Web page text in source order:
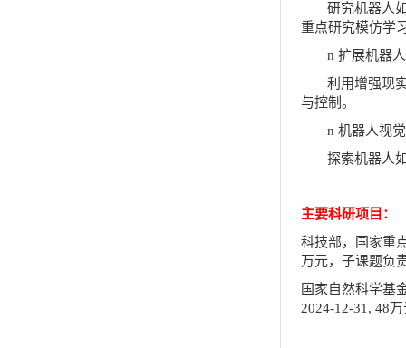
研究机器人
重点研究模仿学
n 扩展机器
利用增强现
与控制。
n 机器人视觉
探索机器人
主要科研项目：
科技部，国家重
万元，子课题负
国家自然科学基
2024-12-31, 48万